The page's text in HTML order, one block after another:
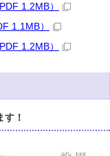
1.2MB）
1.1MB）
1.2MB）
す！